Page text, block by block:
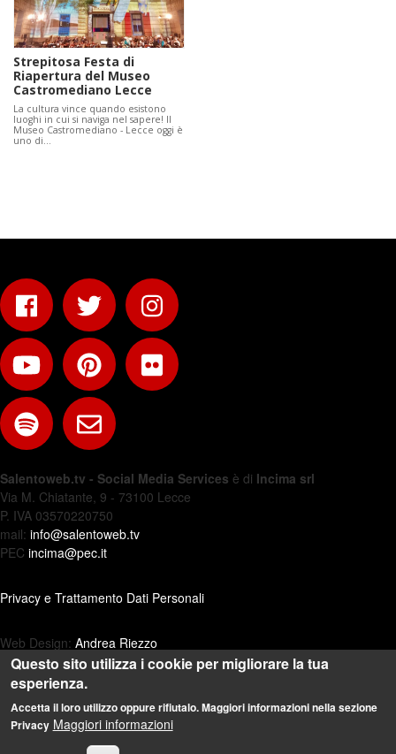
Strepitosa Festa di
Riapertura del Museo
Castromediano Lecce
La cultura vince quando esistono
luoghi in cui si naviga nel sapere! Il
Museo Castromediano - Lecce oggi è
uno di…
Salentoweb.tv - Social Media Services è di Incima srl
Via M. Chiatante, 9 - 73100 Lecce
P. IVA 03570220750
mail: info@salentoweb.tv
PEC incima@pec.it
Privacy e Trattamento Dati Personali
Web Design: Andrea Riezzo
Questo sito utilizza i cookie per migliorare la tua
esperienza.
Accetta il loro utilizzo oppure rifiutalo. Maggiori informazioni nella sezione
Privacy Maggiori informazioni